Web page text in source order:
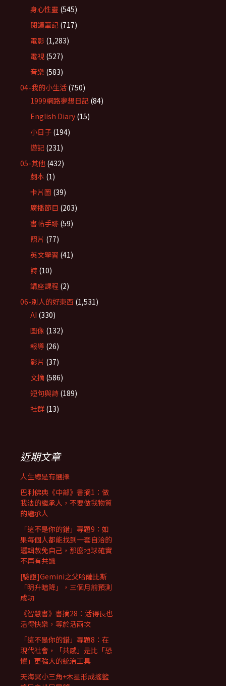
身心性靈 (545)
閱讀筆記 (717)
電影 (1,283)
電視 (527)
音樂 (583)
04-我的小生活 (750)
1999網路夢想日記 (84)
English Diary (15)
小日子 (194)
遊記 (231)
05-其他 (432)
劇本 (1)
卡片圖 (39)
廣播節目 (203)
書帖手跡 (59)
照片 (77)
英文學習 (41)
詩 (10)
講座課程 (2)
06-別人的好東西 (1,531)
AI (330)
圖像 (132)
報導 (26)
影片 (37)
文摘 (586)
短句與詩 (189)
社群 (13)
近期文章
人生總是有選擇
巴利佛典《中部》書摘1：做
我法的繼承人，不要做我物質
的繼承人
「這不是你的錯」專題9：如
果每個人都能找到一套自洽的
邏輯赦免自己，那麼地球確實
不再有共識
[驗證]Gemini之父哈薩比斯
「明升暗降」，三個月前預測
成功
《智慧書》書摘28：活得長也
活得快樂，等於活兩次
「這不是你的錯」專題8：在
現代社會，「共感」是比「恐
懼」更強大的統治工具
天海冥小三角+木星形成搖籃